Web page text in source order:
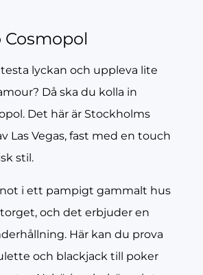
Cosmopol
lyckan och uppleva lite
Då ska du kolla in
Det här är Stockholms
Las Vegas, fast med en touch
stil.
i ett pampigt gammalt hus
och det erbjuder en
Här kan du prova
och blackjack till poker